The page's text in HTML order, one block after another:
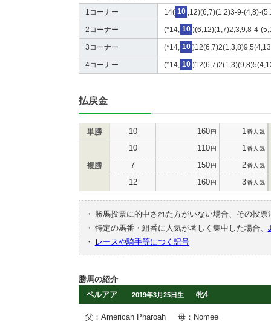
1コーナー 14( 10 ,12)(6,7)(1,2)3-9-(4,8)-
2コーナー (*14, 10 )(6,12)(1,7)2,3,9,8-4-
3コーナー (*14, 10
4コーナー (*14, 10
払戻金
単勝 10 160円 1 番人気
複勝
10 110円 1 番人気
7 150円 2番人気
12 160円 3番人気
・
勝馬投票に的中された方がいない場合、その投
・ 特定の馬番・組番に人気が著しく集中した場合、
・
レースや騎手等につく記号
勝馬の紹介
ペルアア
2019年3月25日生 牝4
父：American Pharoah
母：Nomee